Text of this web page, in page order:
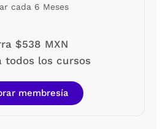
cada 6 Meses
$538 MXN
todos los cursos
membresía